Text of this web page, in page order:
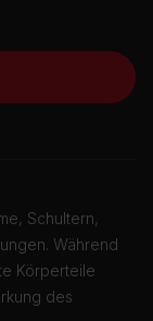
Schultern,
Während
Körperteile
des